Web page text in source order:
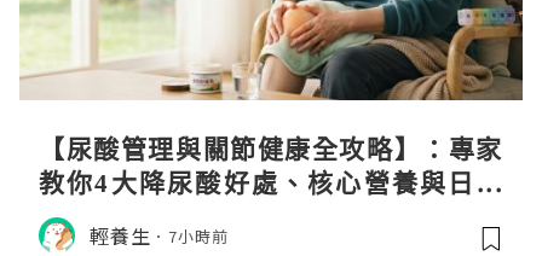
【尿酸管理與關節健康全攻略】：專家
教你4大降尿酸好處、核心營養與日常
飲食調理秘訣
輕養生 7小時前